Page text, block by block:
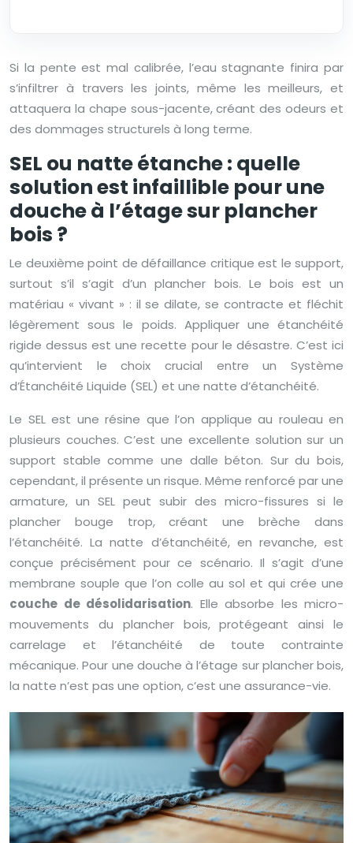
Si la pente est mal calibrée, l’eau stagnante finira par
s’infiltrer à travers les joints, même les meilleurs, et
attaquera la chape sous-jacente, créant des odeurs et
des dommages structurels à long terme.
SEL ou natte étanche : quelle
solution est infaillible pour une
douche à l’étage sur plancher
bois ?
Le deuxième point de défaillance critique est le support,
surtout s’il s’agit d’un plancher bois. Le bois est un
matériau « vivant » : il se dilate, se contracte et fléchit
légèrement sous le poids. Appliquer une étanchéité
rigide dessus est une recette pour le désastre. C’est ici
qu’intervient le choix crucial entre un Système
d’Étanchéité Liquide (SEL) et une natte d’étanchéité.
Le SEL est une résine que l’on applique au rouleau en
plusieurs couches. C’est une excellente solution sur un
support stable comme une dalle béton. Sur du bois,
cependant, il présente un risque. Même renforcé par une
armature, un SEL peut subir des micro-fissures si le
plancher bouge trop, créant une brèche dans
l’étanchéité. La natte d’étanchéité, en revanche, est
conçue précisément pour ce scénario. Il s’agit d’une
membrane souple que l’on colle au sol et qui crée une
couche de désolidarisation. Elle absorbe les micro-
mouvements du plancher bois, protégeant ainsi le
carrelage et l’étanchéité de toute contrainte
mécanique. Pour une douche à l’étage sur plancher bois,
la natte n’est pas une option, c’est une assurance-vie.